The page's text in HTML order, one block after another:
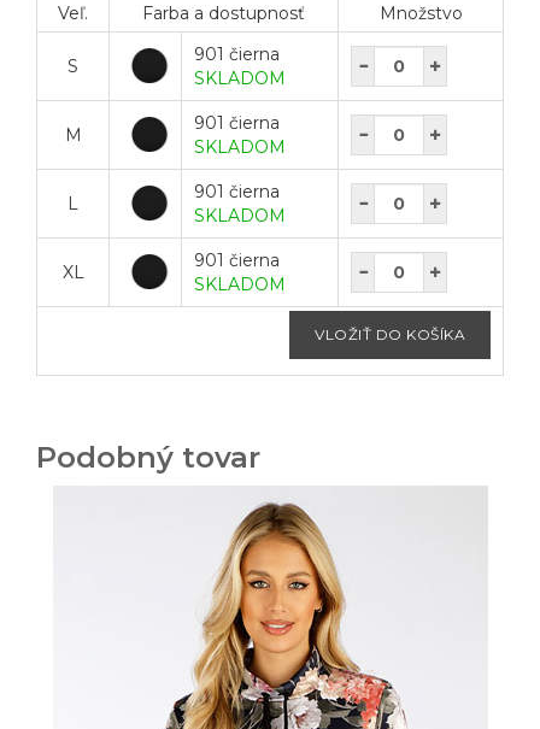
Veľ. Farba a dostupnosť Množstvo
S
901 čierna
SKLADOM
M
901 čierna
SKLADOM
L
901 čierna
SKLADOM
XL
901 čierna
SKLADOM
Podobný tovar